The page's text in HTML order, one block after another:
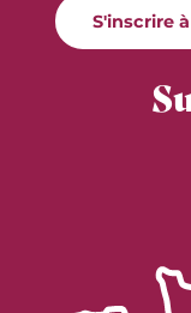
S'inscrire